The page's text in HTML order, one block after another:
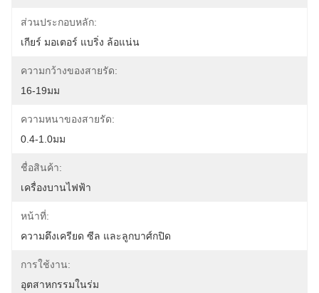
ส่วนประกอบหลัก:
เกียร์ มอเตอร์ แบริ่ง ล้อแน่น
ความกว้างของสายรัด:
16-19มม
ความหนาของสายรัด:
0.4-1.0มม
ชื่อสินค้า:
เครื่องบานไฟฟ้า
หน้าที่:
ความตึงเครียด ซีล และลูกบาศ์กปิด
การใช้งาน:
อุตสาหกรรมในร่ม